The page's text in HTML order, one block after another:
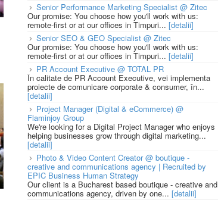
Senior Performance Marketing Specialist @ Zitec
Our promise: You choose how you'll work with us:
remote-first or at our offices in Timpuri... [detalii]
Senior SEO & GEO Specialist @ Zitec
Our promise: You choose how you'll work with us:
remote-first or at our offices in Timpuri... [detalii]
PR Account Executive @ TOTAL PR
În calitate de PR Account Executive, vei implementa
proiecte de comunicare corporate & consumer, în...
[detalii]
Project Manager (Digital & eCommerce) @
Flaminjoy Group
We're looking for a Digital Project Manager who enjoys
helping businesses grow through digital marketing...
[detalii]
Photo & Video Content Creator @ boutique -
creative and communications agency | Recruited by
EPIC Business Human Strategy
Our client is a Bucharest based boutique - creative and
communications agency, driven by one... [detalii]